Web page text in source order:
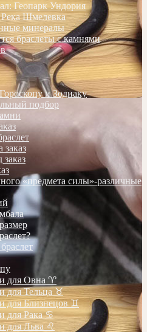
Геопарк Ундория
Река Шмелевка
минералы
браслеты с камнями
и Зодиаку
подбор
заказ
«предмета силы»-различные
для Овна ♈️
для Тельца ♉️
для Близнецов ♊️
для Рака ♋️
для Льва ♌️